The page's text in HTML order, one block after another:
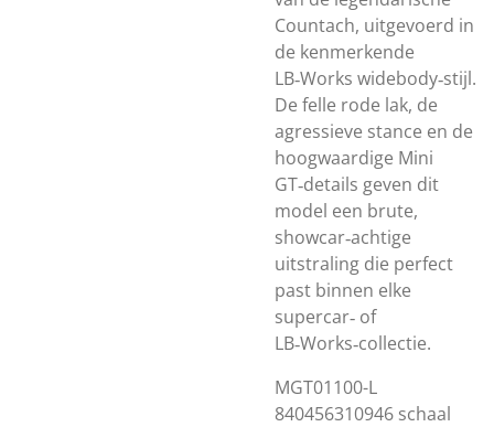
Countach, uitgevoerd in
de kenmerkende
LB‑Works widebody‑stijl.
De felle rode lak, de
agressieve stance en de
hoogwaardige Mini
GT‑details geven dit
model een brute,
showcar‑achtige
uitstraling die perfect
past binnen elke
supercar‑ of
LB‑Works‑collectie.
MGT01100-L
840456310946 schaal